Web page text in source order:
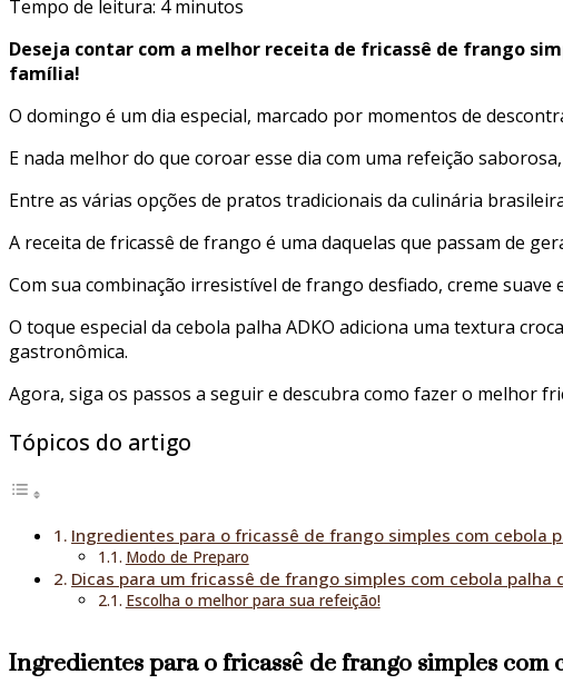
Tempo de leitura: 4 minutos
Deseja contar com a melhor receita de fricassê de frango
família!
O domingo é um dia especial, marcado por momentos de
E nada melhor do que coroar esse dia com uma refeição
Entre as várias opções de pratos tradicionais da culinária
A receita de fricassê de frango é uma daquelas que passam de
Com sua combinação irresistível de frango desfiado, creme
O toque especial da cebola palha ADKO adiciona uma textura
gastronômica.
Agora, siga os passos a seguir e descubra como fazer o melhor
Tópicos do artigo
Ingredientes para o fricassê de frango simples com cebola
Modo de Preparo
Dicas para um fricassê de frango simples com cebola palha
Escolha o melhor para sua refeição!
Ingredientes para o fricassê de frango simples